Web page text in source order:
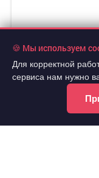
🍪 Мы используем
Для корректной
сервиса нам нужно